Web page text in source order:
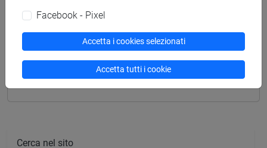
Corsi di studio e percorsi
Laurea magistrale (DM270)
inglese-lis; spagnolo-lis
Cerca nel sito
Facebook - Pixel
Accetta i cookies selezionati
Accetta tutti i cookie